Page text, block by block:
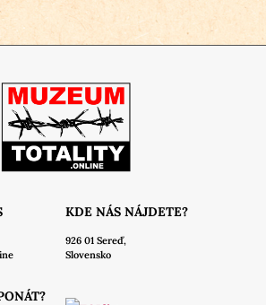
KDE NÁS NÁJDETE?
926 01 Sereď,
Slovensko